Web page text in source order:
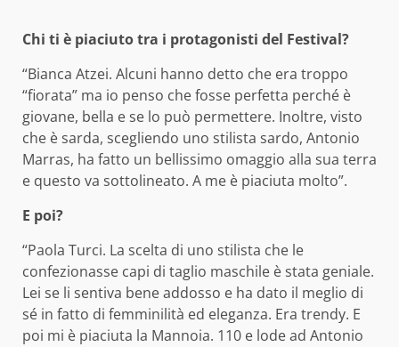
Chi ti è piaciuto tra i protagonisti del Festival?
“Bianca Atzei. Alcuni hanno detto che era troppo
“fiorata” ma io penso che fosse perfetta perché è
giovane, bella e se lo può permettere. Inoltre, visto
che è sarda, scegliendo uno stilista sardo, Antonio
Marras, ha fatto un bellissimo omaggio alla sua terra
e questo va sottolineato. A me è piaciuta molto”.
E poi?
“Paola Turci. La scelta di uno stilista che le
confezionasse capi di taglio maschile è stata geniale.
Lei se li sentiva bene addosso e ha dato il meglio di
sé in fatto di femminilità ed eleganza. Era trendy. E
poi mi è piaciuta la Mannoia. 110 e lode ad Antonio